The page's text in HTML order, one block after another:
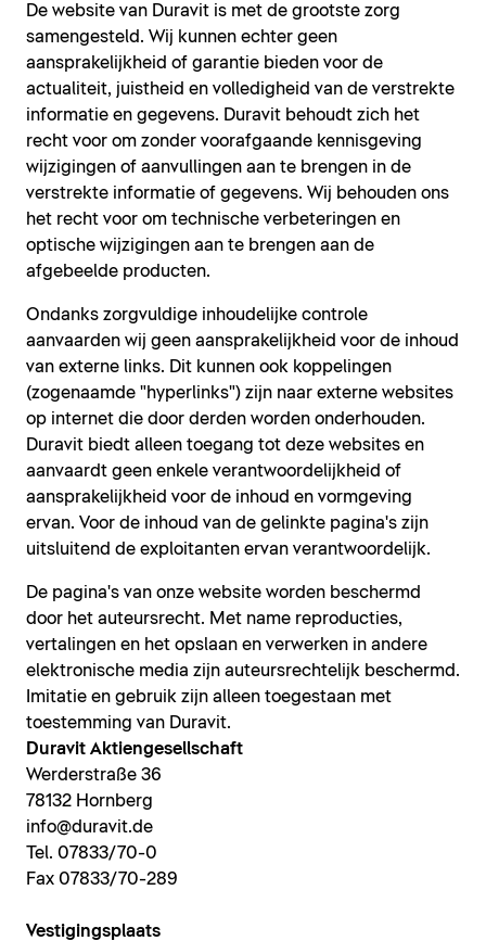
De website van Duravit is met de grootste zorg
samengesteld. Wij kunnen echter geen
aansprakelijkheid of garantie bieden voor de
actualiteit, juistheid en volledigheid van de verstrekte
informatie en gegevens. Duravit behoudt zich het
recht voor om zonder voorafgaande kennisgeving
wijzigingen of aanvullingen aan te brengen in de
verstrekte informatie of gegevens. Wij behouden ons
het recht voor om technische verbeteringen en
optische wijzigingen aan te brengen aan de
afgebeelde producten.
Ondanks zorgvuldige inhoudelijke controle
aanvaarden wij geen aansprakelijkheid voor de inhoud
van externe links. Dit kunnen ook koppelingen
(zogenaamde "hyperlinks") zijn naar externe websites
op internet die door derden worden onderhouden.
Duravit biedt alleen toegang tot deze websites en
aanvaardt geen enkele verantwoordelijkheid of
aansprakelijkheid voor de inhoud en vormgeving
ervan. Voor de inhoud van de gelinkte pagina's zijn
uitsluitend de exploitanten ervan verantwoordelijk.
De pagina's van onze website worden beschermd
door het auteursrecht. Met name reproducties,
vertalingen en het opslaan en verwerken in andere
elektronische media zijn auteursrechtelijk beschermd.
Imitatie en gebruik zijn alleen toegestaan met
toestemming van Duravit.
Duravit Aktiengesellschaft
Werderstraße 36
78132 Hornberg
info@duravit.de
Tel. 07833/70-0
Fax 07833/70-289
Vestigingsplaats